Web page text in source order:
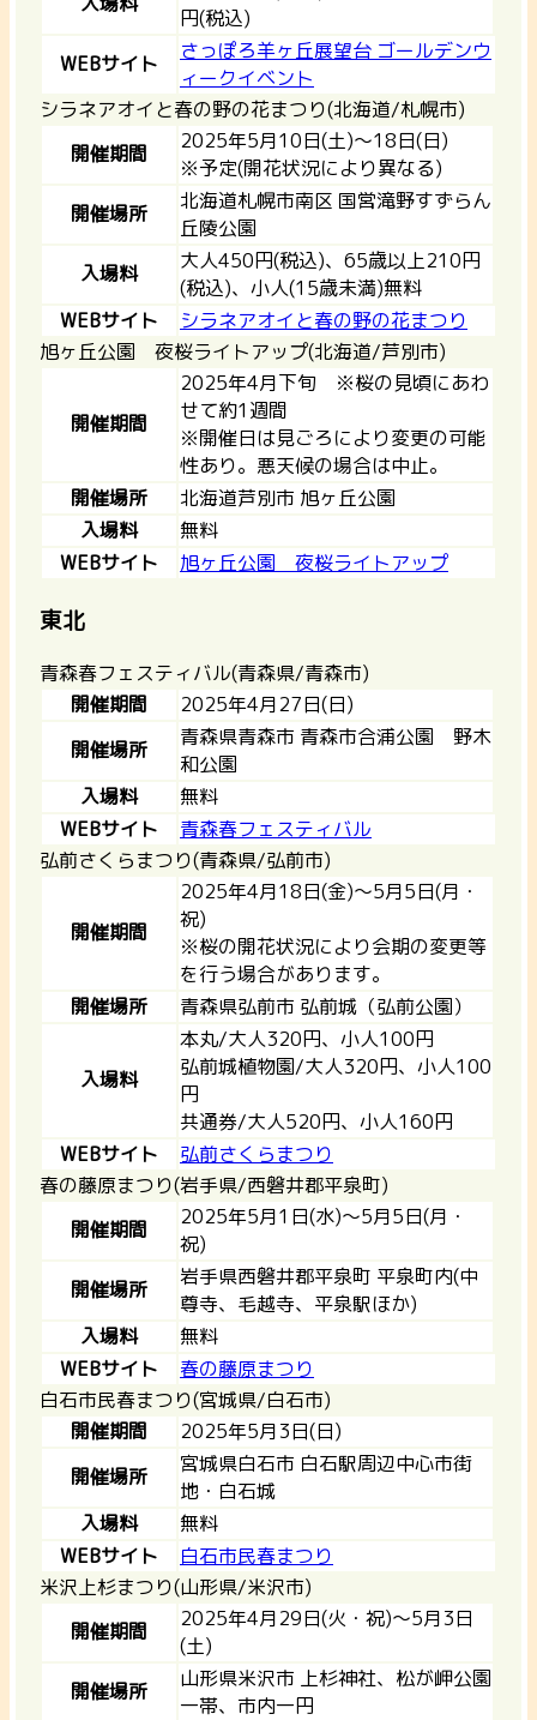
円(税込)
WEBサイト
さっぽろ羊ヶ丘展望台 ゴールデンウ
ィークイベント
シラネアオイと春の野の花まつり(北海道/札幌市)
開催期間
2025年5月10日(土)～18日(日)
※予定(開花状況により異なる)
開催場所
北海道札幌市南区 国営滝野すずらん
丘陵公園
入場料
大人450円(税込)、65歳以上210円
(税込)、小人(15歳未満)無料
WEBサイト
シラネアオイと春の野の花まつり
旭ヶ丘公園 夜桜ライトアップ(北海道/芦別市)
開催期間
2025年4月下旬 ※桜の見頃にあわ
せて約1週間
※開催日は見ごろにより変更の可能
性あり。悪天候の場合は中止。
開催場所
北海道芦別市 旭ヶ丘公園
入場料
無料
WEBサイト
旭ヶ丘公園 夜桜ライトアップ
東北
青森春フェスティバル(青森県/青森市)
開催期間
2025年4月27日(日)
開催場所
青森県青森市 青森市合浦公園 野木
和公園
入場料
無料
WEBサイト
青森春フェスティバル
弘前さくらまつり(青森県/弘前市)
開催期間
2025年4月18日(金)～5月5日(月・
祝)
※桜の開花状況により会期の変更等
を行う場合があります。
開催場所
青森県弘前市 弘前城（弘前公園）
入場料
本丸/大人320円、小人100円
弘前城植物園/大人320円、小人100
円
共通券/大人520円、小人160円
WEBサイト
弘前さくらまつり
春の藤原まつり(岩手県/西磐井郡平泉町)
開催期間
2025年5月1日(水)〜5月5日(月・
祝)
開催場所
岩手県西磐井郡平泉町 平泉町内(中
尊寺、毛越寺、平泉駅ほか)
入場料
無料
WEBサイト
春の藤原まつり
白石市民春まつり(宮城県/白石市)
開催期間
2025年5月3日(日)
開催場所
宮城県白石市 白石駅周辺中心市街
地・白石城
入場料
無料
WEBサイト
白石市民春まつり
米沢上杉まつり(山形県/米沢市)
開催期間
2025年4月29日(火・祝)～5月3日
(土)
開催場所
山形県米沢市 上杉神社、松が岬公園
一帯、市内一円